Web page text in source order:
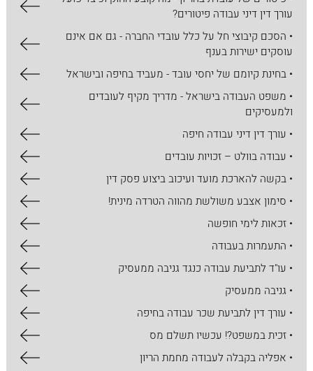
עורך דין דיני עבודה פיטורים?
• הסכם קיבוצי חל על כלל עובדי החברה - גם אם אינם
עוסקים ישירות בענף
• בחינת קיומם של יחסי עובד - מעביד בחיפה ובישראל
• משפט העבודה בישראל - מדריך מקיף לעובדים
ולמעסיקים
• עורך דין דיני עבודה חיפה
• עבודה בוולט – זכויות עובדים
• בקשה להארכת מועד ועיכוב ביצוע פסק דין
• סימון אצבע משולשת מהווה הטרדה מינית!
• זכאות לימי חופשה
• התעמרות בעבודה
• עו"ד לתביעת עבודה כנגד גניבה ממעסיק
• גניבה ממעסיק
• עורך דין לתביעת שכר עבודה בחיפה
• זכית במשפט?! עכשיו תשלם מס
• אפליה בקבלה לעבודה מחמת הריון